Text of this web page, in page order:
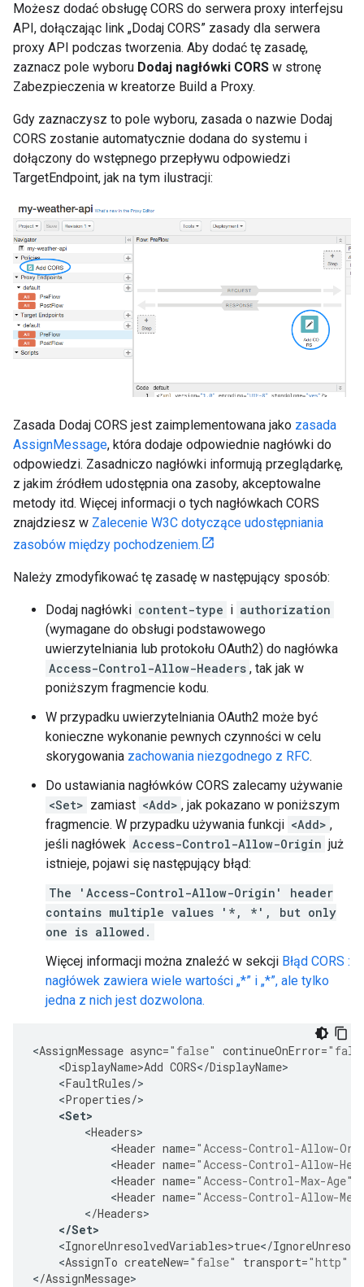
Możesz dodać obsługę CORS do serwera proxy interfejsu
API, dołączając link „Dodaj CORS” zasady dla serwera
proxy API podczas tworzenia. Aby dodać tę zasadę,
zaznacz pole wyboru Dodaj nagłówki CORS w stronę
Zabezpieczenia w kreatorze Build a Proxy.
Gdy zaznaczysz to pole wyboru, zasada o nazwie Dodaj
CORS zostanie automatycznie dodana do systemu i
dołączony do wstępnego przepływu odpowiedzi
TargetEndpoint, jak na tym ilustracji:
Zasada Dodaj CORS jest zaimplementowana jako zasada
AssignMessage, która dodaje odpowiednie nagłówki do
odpowiedzi. Zasadniczo nagłówki informują przeglądarkę,
z jakim źródłem udostępnia ona zasoby, akceptowalne
metody itd. Więcej informacji o tych nagłówkach CORS
znajdziesz w Zalecenie W3C dotyczące udostępniania
zasobów między pochodzeniem.
Należy zmodyfikować tę zasadę w następujący sposób:
Dodaj nagłówki content-type i authorization
(wymagane do obsługi podstawowego
uwierzytelniania lub protokołu OAuth2) do nagłówka
Access-Control-Allow-Headers , tak jak w
poniższym fragmencie kodu.
W przypadku uwierzytelniania OAuth2 może być
konieczne wykonanie pewnych czynności w celu
skorygowania zachowania niezgodnego z RFC.
Do ustawiania nagłówków CORS zalecamy używanie
<Set> zamiast <Add> , jak pokazano w poniższym
fragmencie. W przypadku używania funkcji <Add> ,
jeśli nagłówek Access-Control-Allow-Origin już
istnieje, pojawi się następujący błąd:
The 'Access-Control-Allow-Origin' header
contains multiple values '*, *', but only
one is allowed.
Więcej informacji można znaleźć w sekcji Błąd CORS :
nagłówek zawiera wiele wartości „*” i „*”, ale tylko
jedna z nich jest dozwolona.
<AssignMessage async="false" continueOnError=
<DisplayName>Add CORS</DisplayName
<FaultRules/
<Properties/
<Set>
<Headers
<Header name="Access-Control-Allow-
<Header name="Access-Control-Allow-
<Header name="Access-Control-Max-Age"
<Header name="Access-Control-Allow-
</Headers
</Set>
<IgnoreUnresolvedVariables>true</
<AssignTo createNew="false" transport="http"
</AssignMessage>